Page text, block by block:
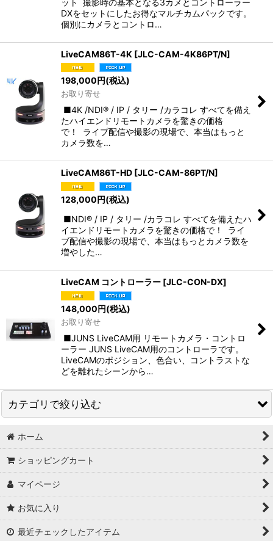
DXをセットにしたお得なマルチカムパックです。
個別にカメラとコントロ…
LiveCAM86T-4K [JLC-CAM-4K86PT/N]
198,000円(税込)
お取り寄せ
■4K /NDI® / IP / タリー /カラコレ すべてを備え
たハイエンドリモートカメラを驚きの価格
で！ ライブ配信や撮影の現場で、本当はもっと
カメラ数を…
LiveCAM86T-HD [JLC-CAM-86PT/N]
128,000円(税込)
■NDI® / IP / タリー /カラコレ すべてを備えたハ
イエンドリモートカメラを驚きの価格で！ ライ
ブ配信や撮影の現場で、本当はもっとカメラ数を
増やした…
LiveCAM コントローラー [JLC-CON-DX]
148,000円(税込)
お取り寄せ
■JUNS LiveCAM用 リモートカメラ・コントロ
ーラー JUNS LiveCAM用のコントローラです。
LiveCAMのポジション、色合い、コントラストな
どを離れたシーンから…
カテゴリで絞り込む
カメラ (全商品)
リモートカメラ
小型カメラ
ホーム
ショッピングカート
マイページ
お気に入り
最近チェックしたアイテム